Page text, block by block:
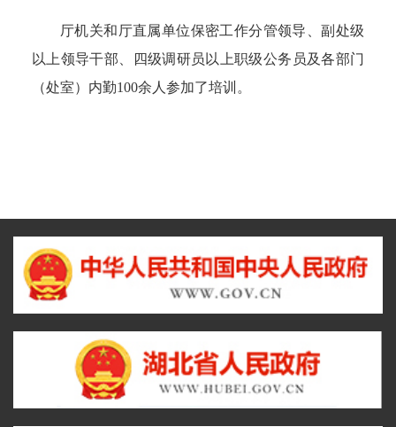
厅机关和厅直属单位保密工作分管领导、副处级
以上领导干部、四级调研员以上职级公务员及各部门
（处室）内勤100余人参加了培训。